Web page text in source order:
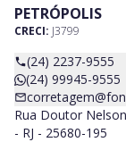
PETRÓPOLIS
CRECI: J3799
(24) 2237-9555
(24) 99945-9555
Rua Doutor
- RJ - 25680-195